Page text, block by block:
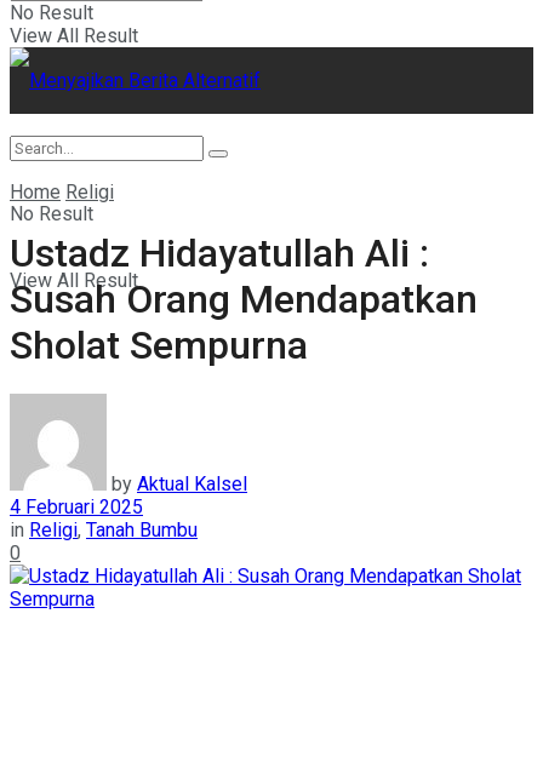
No Result
View All Result
No Result
View All Result
Home Religi
Ustadz Hidayatullah Ali :
Susah Orang Mendapatkan
Sholat Sempurna
by Aktual Kalsel
4 Februari 2025
in Religi, Tanah Bumbu
0